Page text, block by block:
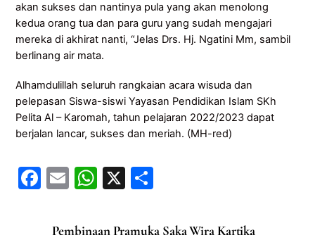
akan sukses dan nantinya pula yang akan menolong
kedua orang tua dan para guru yang sudah mengajari
mereka di akhirat nanti, “Jelas Drs. Hj. Ngatini Mm, sambil
berlinang air mata.
Alhamdulillah seluruh rangkaian acara wisuda dan
pelepasan Siswa-siswi Yayasan Pendidikan Islam SKh
Pelita Al – Karomah, tahun pelajaran 2022/2023 dapat
berjalan lancar, sukses dan meriah. (MH-red)
F
c
E
ai
W
at
X
ar
Pembinaan Pramuka Saka Wira Kartika